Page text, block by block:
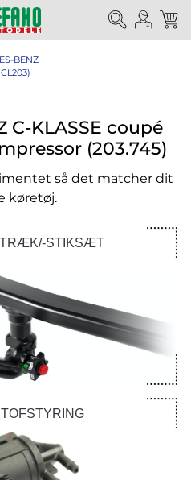
BENZ
C-KLASSE coupé
(203.745)
så det matcher dit
køretøj.
STIKSÆT